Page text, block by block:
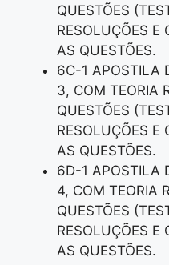
QUESTÕES
RESOLUÇÕES E
AS QUESTÕES.
6C-1 APOSTILA
3, COM TEORIA
QUESTÕES
RESOLUÇÕES E
AS QUESTÕES.
6D-1 APOSTILA
4, COM TEORIA
QUESTÕES
RESOLUÇÕES E
AS QUESTÕES.